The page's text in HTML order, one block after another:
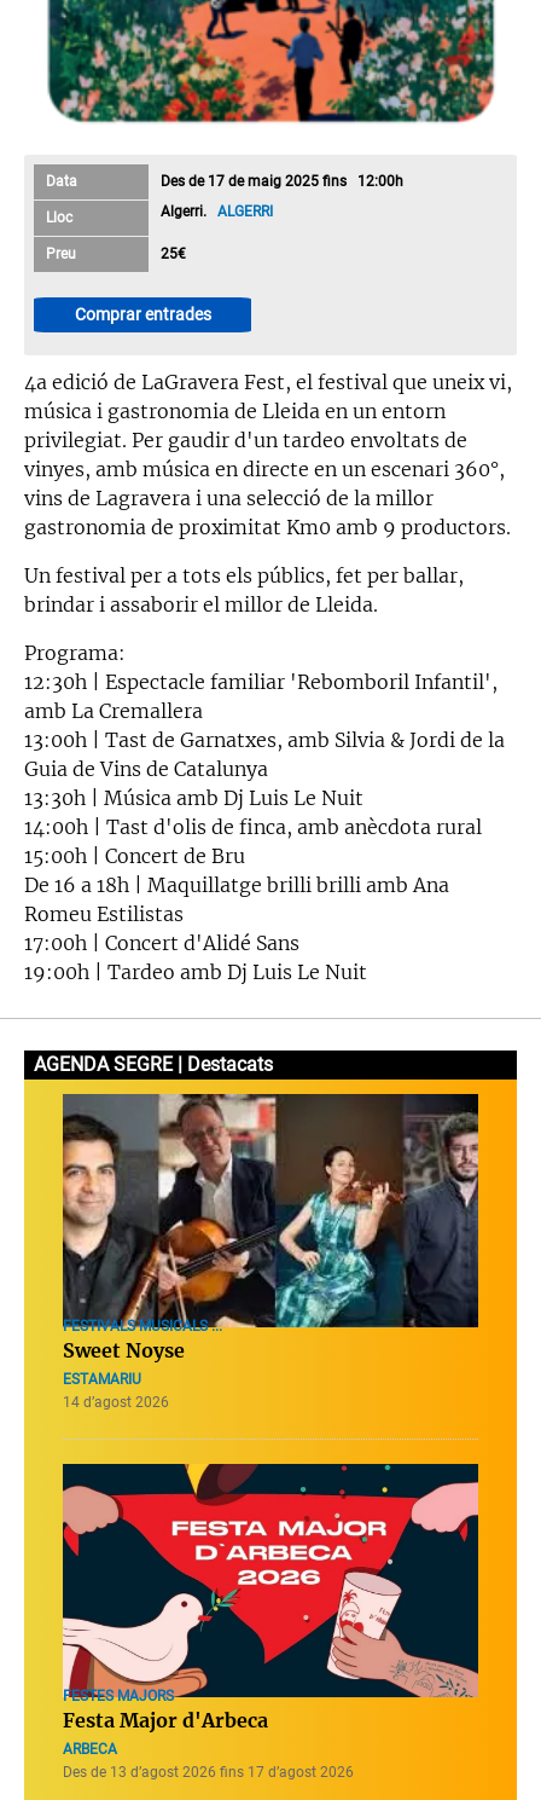
Data Des de 17 de maig 2025 fins 12:00h
Lloc Algerri.ALGERRI
Preu 25€
Comprar entrades
4a edició de LaGravera Fest, el festival que uneix vi,
música i gastronomia de Lleida en un entorn
privilegiat. Per gaudir d'un tardeo envoltats de
vinyes, amb música en directe en un escenari 360°,
vins de Lagravera i una selecció de la millor
gastronomia de proximitat Km0 amb 9 productors.
Un festival per a tots els públics, fet per ballar,
brindar i assaborir el millor de Lleida.
Programa:
12:30h | Espectacle familiar 'Rebomboril Infantil',
amb La Cremallera
13:00h | Tast de Garnatxes, amb Silvia & Jordi de la
Guia de Vins de Catalunya
13:30h | Música amb Dj Luis Le Nuit
14:00h | Tast d'olis de finca, amb anècdota rural
15:00h | Concert de Bru
De 16 a 18h | Maquillatge brilli brilli amb Ana
Romeu Estilistas
17:00h | Concert d'Alidé Sans
19:00h | Tardeo amb Dj Luis Le Nuit
AGENDA SEGRE | Destacats
FESTIVALS MUSICALS ...
Sweet Noyse
ESTAMARIU
14 d’agost 2026
FESTES MAJORS
Festa Major d'Arbeca
ARBECA
Des de 13 d’agost 2026 fins 17 d’agost 2026